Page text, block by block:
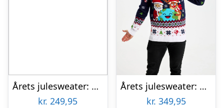
Årets julesweater: Christmas Is Coming – herre / mænd. Ugly Christmas Sweater lavet i Danmark
kr. 249,95
Årets julesweater: Heal The World Velgørenhed – herre / mænd. Ugly Christmas Sweater lavet i Danmark
kr. 349,95